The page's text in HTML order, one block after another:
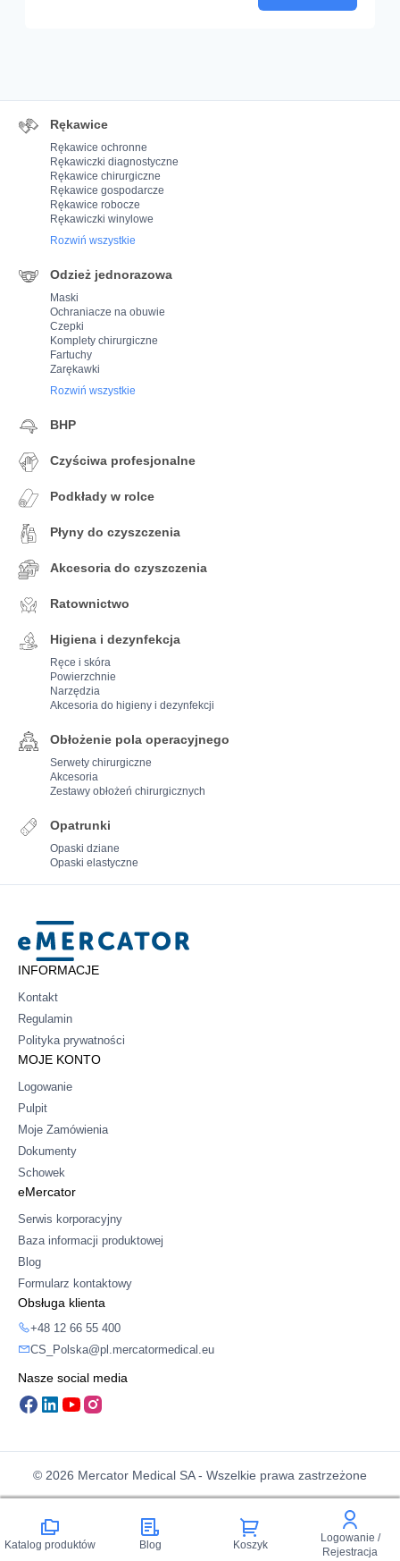
Katalog produktów Blog Koszyk
Logowanie /
Rejestracja
Rękawice
Rękawice ochronne
Rękawiczki diagnostyczne
Rękawice chirurgiczne
Rękawice gospodarcze
Rękawice robocze
Rękawiczki winylowe
Rozwiń wszystkie
Odzież jednorazowa
Maski
Ochraniacze na obuwie
Czepki
Komplety chirurgiczne
Fartuchy
Zarękawki
Rozwiń wszystkie
BHP
Czyściwa profesjonalne
Podkłady w rolce
Płyny do czyszczenia
Akcesoria do czyszczenia
Ratownictwo
Higiena i dezynfekcja
Ręce i skóra
Powierzchnie
Narzędzia
Akcesoria do higieny i dezynfekcji
Obłożenie pola operacyjnego
Serwety chirurgiczne
Akcesoria
Zestawy obłożeń chirurgicznych
Opatrunki
Opaski dziane
Opaski elastyczne
Mercator
INFORMACJE
Kontakt
Regulamin
Polityka prywatności
MOJE KONTO
Logowanie
Pulpit
Moje Zamówienia
Dokumenty
Schowek
eMercator
Serwis korporacyjny
Baza informacji produktowej
Blog
Formularz kontaktowy
Obsługa klienta
+48 12 66 55 400
CS_Polska@pl.mercatormedical.eu
Nasze social media
© 2026 Mercator Medical SA - Wszelkie prawa zastrzeżone